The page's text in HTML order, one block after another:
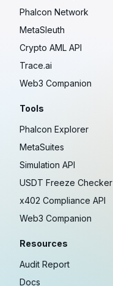
Phalcon Network
MetaSleuth
Crypto AML API
Trace.ai
Web3 Companion
Tools
Phalcon Explorer
MetaSuites
Simulation API
USDT Freeze Checker
x402 Compliance API
Web3 Companion
Resources
Audit Report
Docs